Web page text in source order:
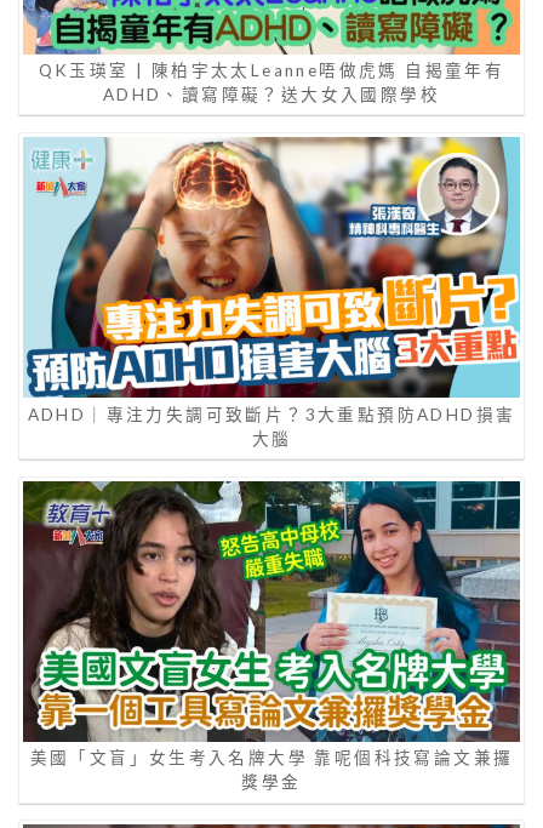
QK玉瑛室 | 陳柏宇太太Leanne唔做虎媽 自揭童年有
ADHD、讀寫障礙？送大女入國際學校
ADHD｜專注力失調可致斷片？3大重點預防ADHD損害
大腦
美國「文盲」女生考入名牌大學 靠呢個科技寫論文兼攞
獎學金